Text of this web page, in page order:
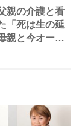
親の介護と看
「死は生の延
親と今オープ